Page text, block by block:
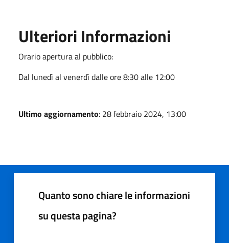
Ulteriori Informazioni
Orario apertura al pubblico:
Dal lunedì al venerdì dalle ore 8:30 alle 12:00
Ultimo aggiornamento: 28 febbraio 2024, 13:00
Quanto sono chiare le informazioni
su questa pagina?